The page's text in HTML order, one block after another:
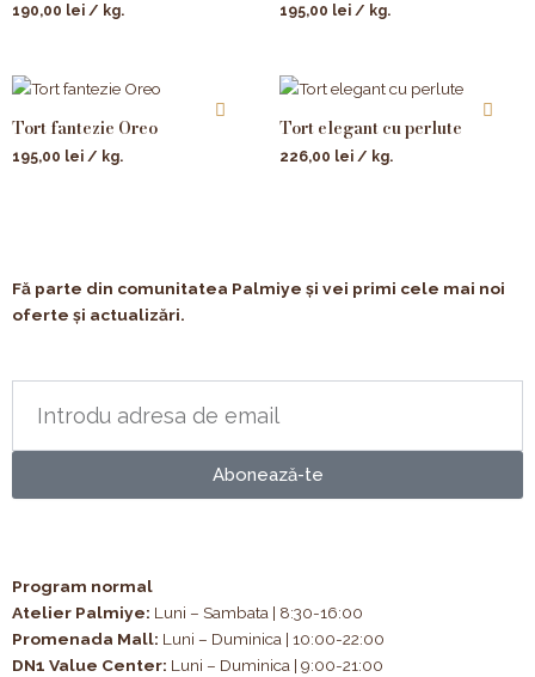
190,00 lei / kg. 195,00 lei / kg.
Tort fantezie Oreo
195,00 lei / kg.
Tort elegant cu perlute
226,00 lei / kg.
Fă parte din comunitatea Palmiye și vei primi cele mai noi
oferte și actualizări.
Abonează-te
Program normal
Atelier Palmiye: Luni – Sambata | 8:30-16:00
Promenada Mall: Luni – Duminica | 10:00-22:00
DN1 Value Center: Luni – Duminica | 9:00-21:00